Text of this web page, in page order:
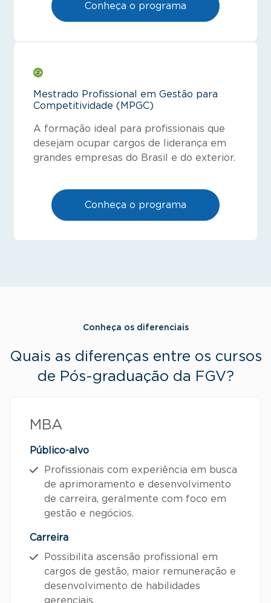
Conheça o programa
Mestrado Profissional em Gestão para
Competitividade (MPGC)
A formação ideal para profissionais que
desejam ocupar cargos de liderança em
grandes empresas do Brasil e do exterior.
Conheça o programa
Conheça os diferenciais
Quais as diferenças entre os cursos
de Pós-graduação da FGV?
MBA
Público-alvo
Profissionais com experiência em busca
de aprimoramento e desenvolvimento
de carreira, geralmente com foco em
gestão e negócios.
Carreira
Possibilita ascensão profissional em
cargos de gestão, maior remuneração e
desenvolvimento de habilidades
gerenciais.